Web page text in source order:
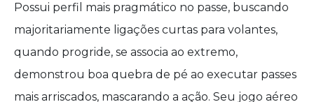
Possui perfil mais pragmático no passe, buscando
majoritariamente ligações curtas para volantes,
quando progride, se associa ao extremo,
demonstrou boa quebra de pé ao executar passes
mais arriscados, mascarando a ação. Seu jogo aéreo